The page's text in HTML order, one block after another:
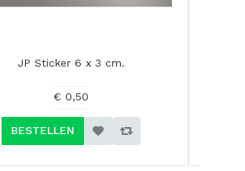
JP Sticker 6 x 3 cm.
€ 0,50
BESTELLEN